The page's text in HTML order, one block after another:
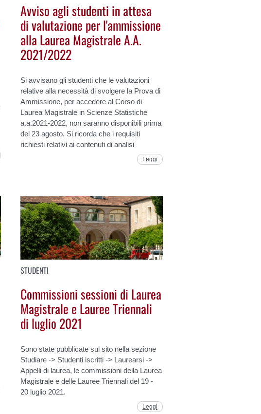
Avviso agli studenti in attesa
di valutazione per l'ammissione
alla Laurea Magistrale A.A.
2021/2022
Si avvisano gli studenti che le valutazioni
relative alla necessità di svolgere la Prova di
Ammissione, per accedere al Corso di
Laurea Magistrale in Scienze Statistiche
a.a.2021-2022, non saranno disponibili prima
del 23 agosto. Si ricorda che i requisiti
richiesti relativi ai contenuti di analisi
Leggi
STUDENTI
Commissioni sessioni di Laurea
Magistrale e Lauree Triennali
di luglio 2021
Sono state pubblicate sul sito nella sezione
Studiare -> Studenti iscritti -> Laurearsi ->
Appelli di laurea, le commissioni della Laurea
Magistrale e delle Lauree Triennali del 19 -
20 luglio 2021.
Leggi